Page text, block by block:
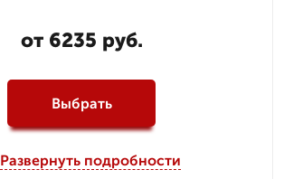
от 6235 руб.
Выбрать
Развернуть подробности